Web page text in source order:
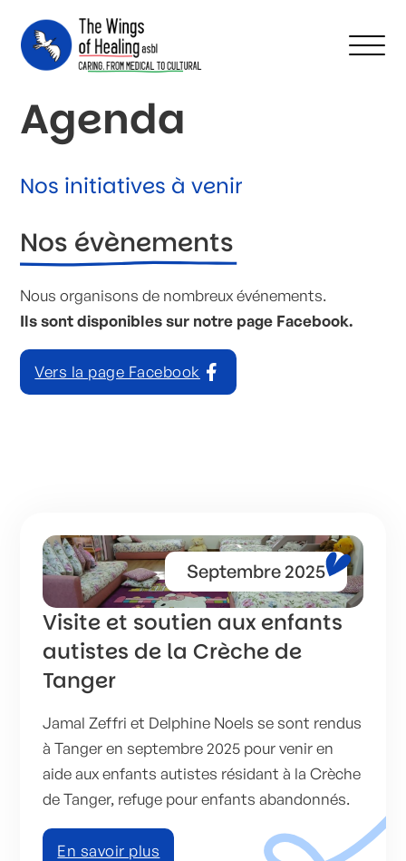
Agenda
Nos initiatives à venir
Nos évènements
Nous organisons de nombreux événements.
Ils sont disponibles sur notre page Facebook.
Vers la page Facebook
Septembre 2025
Visite et soutien aux enfants
autistes de la Crèche de
Tanger
Jamal Zeffri et Delphine Noels se sont rendus
à Tanger en septembre 2025 pour venir en
aide aux enfants autistes résidant à la Crèche
de Tanger, refuge pour enfants abandonnés.
En savoir plus